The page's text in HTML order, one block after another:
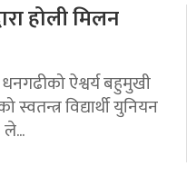
होली मिलन
ऐश्वर्य बहुमुखी
स्वतन्त्र विद्यार्थी युनियन